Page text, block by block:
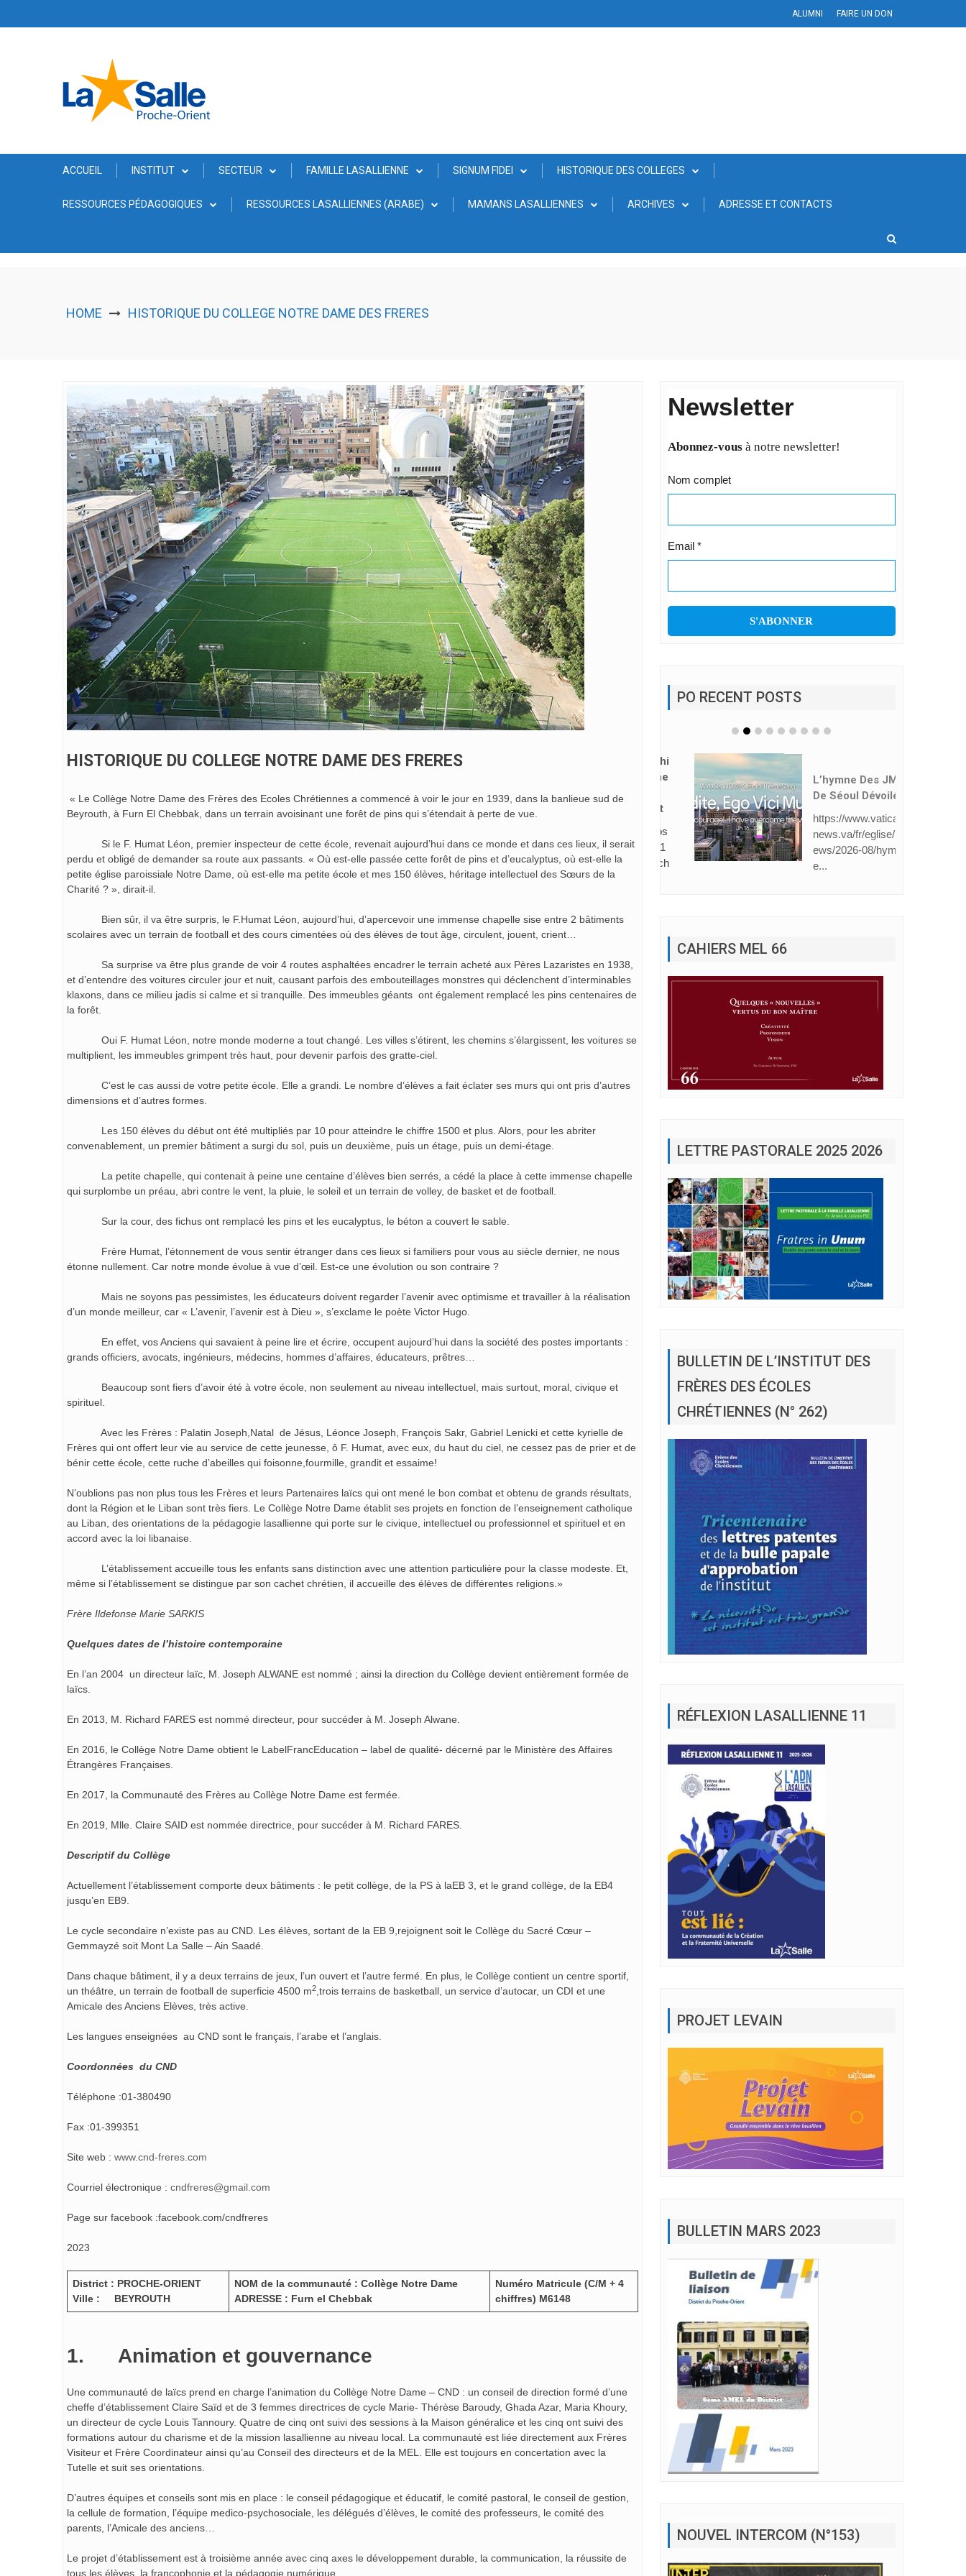
ALUMNI FAIRE UN DON
ACCUEIL INSTITUT SECTEUR FAMILLE LASALLIENNE SIGNUM FIDEI HISTORIQUE DES COLLEGES
RESSOURCES PÉDAGOGIQUES RESSOURCES LASALLIENNES (ARABE) MAMANS LASALLIENNES ARCHIVES ADRESSE ET CONTACTS
HOME HISTORIQUE DU COLLEGE NOTRE DAME DES FRERES
HISTORIQUE DU COLLEGE NOTRE DAME DES FRERES
« Le Collège Notre Dame des Frères des Ecoles Chrétiennes a commencé à voir le jour en 1939, dans la banlieue sud de
Beyrouth, à Furn El Chebbak, dans un terrain avoisinant une forêt de pins qui s’étendait à perte de vue.
Si le F. Humat Léon, premier inspecteur de cette école, revenait aujourd’hui dans ce monde et dans ces lieux, il serait
perdu et obligé de demander sa route aux passants. « Où est-elle passée cette forêt de pins et d’eucalyptus, où est-elle la
petite église paroissiale Notre Dame, où est-elle ma petite école et mes 150 élèves, héritage intellectuel des Sœurs de la
Charité ? », dirait-il.
Bien sûr, il va être surpris, le F.Humat Léon, aujourd’hui, d’apercevoir une immense chapelle sise entre 2 bâtiments
scolaires avec un terrain de football et des cours cimentées où des élèves de tout âge, circulent, jouent, crient…
Sa surprise va être plus grande de voir 4 routes asphaltées encadrer le terrain acheté aux Pères Lazaristes en 1938,
et d’entendre des voitures circuler jour et nuit, causant parfois des embouteillages monstres qui déclenchent d’interminables
klaxons, dans ce milieu jadis si calme et si tranquille. Des immeubles géants ont également remplacé les pins centenaires de
la forêt.
Oui F. Humat Léon, notre monde moderne a tout changé. Les villes s’étirent, les chemins s’élargissent, les voitures se
multiplient, les immeubles grimpent très haut, pour devenir parfois des gratte-ciel.
C’est le cas aussi de votre petite école. Elle a grandi. Le nombre d’élèves a fait éclater ses murs qui ont pris d’autres
dimensions et d’autres formes.
Les 150 élèves du début ont été multipliés par 10 pour atteindre le chiffre 1500 et plus. Alors, pour les abriter
convenablement, un premier bâtiment a surgi du sol, puis un deuxième, puis un étage, puis un demi-étage.
La petite chapelle, qui contenait à peine une centaine d’élèves bien serrés, a cédé la place à cette immense chapelle
qui surplombe un préau, abri contre le vent, la pluie, le soleil et un terrain de volley, de basket et de football.
Sur la cour, des fichus ont remplacé les pins et les eucalyptus, le béton a couvert le sable.
Frère Humat, l’étonnement de vous sentir étranger dans ces lieux si familiers pour vous au siècle dernier, ne nous
étonne nullement. Car notre monde évolue à vue d’œil. Est-ce une évolution ou son contraire ?
Mais ne soyons pas pessimistes, les éducateurs doivent regarder l’avenir avec optimisme et travailler à la réalisation
d’un monde meilleur, car « L’avenir, l’avenir est à Dieu », s’exclame le poète Victor Hugo.
En effet, vos Anciens qui savaient à peine lire et écrire, occupent aujourd’hui dans la société des postes importants :
grands officiers, avocats, ingénieurs, médecins, hommes d’affaires, éducateurs, prêtres…
Beaucoup sont fiers d’avoir été à votre école, non seulement au niveau intellectuel, mais surtout, moral, civique et
spirituel.
Avec les Frères : Palatin Joseph,Natal de Jésus, Léonce Joseph, François Sakr, Gabriel Lenicki et cette kyrielle de
Frères qui ont offert leur vie au service de cette jeunesse, ô F. Humat, avec eux, du haut du ciel, ne cessez pas de prier et de
bénir cette école, cette ruche d’abeilles qui foisonne,fourmille, grandit et essaime!
N’oublions pas non plus tous les Frères et leurs Partenaires laïcs qui ont mené le bon combat et obtenu de grands résultats,
dont la Région et le Liban sont très fiers. Le Collège Notre Dame établit ses projets en fonction de l’enseignement catholique
au Liban, des orientations de la pédagogie lasallienne qui porte sur le civique, intellectuel ou professionnel et spirituel et en
accord avec la loi libanaise.
L’établissement accueille tous les enfants sans distinction avec une attention particulière pour la classe modeste. Et,
même si l’établissement se distingue par son cachet chrétien, il accueille des élèves de différentes religions.»
Frère Ildefonse Marie SARKIS
Quelques dates de l’histoire contemporaine
En l’an 2004 un directeur laïc, M. Joseph ALWANE est nommé ; ainsi la direction du Collège devient entièrement formée de
laïcs.
En 2013, M. Richard FARES est nommé directeur, pour succéder à M. Joseph Alwane.
En 2016, le Collège Notre Dame obtient le LabelFrancEducation – label de qualité- décerné par le Ministère des Affaires
Étrangères Françaises.
En 2017, la Communauté des Frères au Collège Notre Dame est fermée.
En 2019, Mlle. Claire SAID est nommée directrice, pour succéder à M. Richard FARES.
Descriptif du Collège
Actuellement l’établissement comporte deux bâtiments : le petit collège, de la PS à laEB 3, et le grand collège, de la EB4
jusqu’en EB9.
Le cycle secondaire n’existe pas au CND. Les élèves, sortant de la EB 9,rejoignent soit le Collège du Sacré Cœur –
Gemmayzé soit Mont La Salle – Ain Saadé.
Dans chaque bâtiment, il y a deux terrains de jeux, l’un ouvert et l’autre fermé. En plus, le Collège contient un centre sportif,
un théâtre, un terrain de football de superficie 4500 m2 ,trois terrains de basketball, un service d’autocar, un CDI et une
Amicale des Anciens Elèves, très active.
Les langues enseignées au CND sont le français, l’arabe et l’anglais.
Coordonnées du CND
Téléphone :01-380490
Fax :01-399351
Site web : www.cnd-freres.com
Courriel électronique : cndfreres@gmail.com
Page sur facebook :facebook.com/cndfreres
2023
District : PROCHE-ORIENT
Ville : BEYROUTH
NOM de la communauté : Collège Notre Dame
ADRESSE : Furn el Chebbak
Numéro Matricule (C/M + 4
chiffres) M6148
1. Animation et gouvernance
Une communauté de laïcs prend en charge l’animation du Collège Notre Dame – CND : un conseil de direction formé d’une
cheffe d’établissement Claire Saïd et de 3 femmes directrices de cycle Marie- Thérèse Baroudy, Ghada Azar, Maria Khoury,
un directeur de cycle Louis Tannoury. Quatre de cinq ont suivi des sessions à la Maison généralice et les cinq ont suivi des
formations autour du charisme et de la mission lasallienne au niveau local. La communauté est liée directement aux Frères
Visiteur et Frère Coordinateur ainsi qu’au Conseil des directeurs et de la MEL. Elle est toujours en concertation avec la
Tutelle et suit ses orientations.
D’autres équipes et conseils sont mis en place : le conseil pédagogique et éducatif, le comité pastoral, le conseil de gestion,
la cellule de formation, l’équipe medico-psychosociale, les délégués d’élèves, le comité des professeurs, le comité des
parents, l’Amicale des anciens…
Le projet d’établissement est à troisième année avec cinq axes le développement durable, la communication, la réussite de
tous les élèves, la francophonie et la pédagogie numérique.
Newsletter
Abonnez-vousà notre newsletter!
Nom complet
Email *
PO RECENT POSTS
De Séoul Dévoilé
https://www.vatican
news.va/fr/eglise/n
ews/2026-08/hymn
e...
FRÈRES DES ÉCOLES
CHRÉTIENNES (N° 262)